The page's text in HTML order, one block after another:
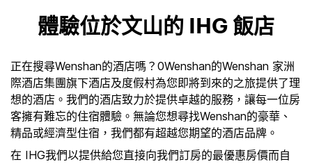
體驗位於文山的 IHG 飯店
正在搜尋Wenshan的酒店嗎？0Wenshan的Wenshan 家洲
際酒店集團旗下酒店及度假村為您即將到來的之旅提供了理
想的酒店。我們的酒店致力於提供卓越的服務，讓每一位房
客擁有難忘的住宿體驗。無論您想尋找Wenshan的豪華、
精品或經濟型住宿，我們都有超越您期望的酒店品牌。
在 IHG我們以提供給您直接向我們訂房的最優惠房價而自